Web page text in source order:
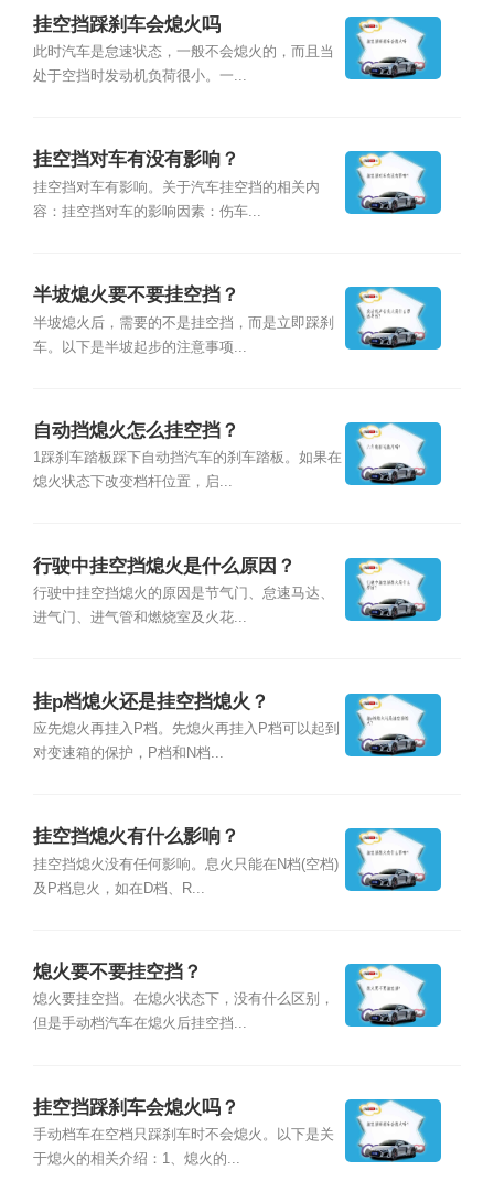
挂空挡踩刹车会熄火吗
此时汽车是怠速状态，一般不会熄火的，而且当
处于空挡时发动机负荷很小。一...
挂空挡对车有没有影响？
挂空挡对车有影响。关于汽车挂空挡的相关内
容：挂空挡对车的影响因素：伤车...
半坡熄火要不要挂空挡？
半坡熄火后，需要的不是挂空挡，而是立即踩刹
车。以下是半坡起步的注意事项...
自动挡熄火怎么挂空挡？
1踩刹车踏板踩下自动挡汽车的刹车踏板。如果在
熄火状态下改变档杆位置，启...
行驶中挂空挡熄火是什么原因？
行驶中挂空挡熄火的原因是节气门、怠速马达、
进气门、进气管和燃烧室及火花...
挂p档熄火还是挂空挡熄火？
应先熄火再挂入P档。先熄火再挂入P档可以起到
对变速箱的保护，P档和N档...
挂空挡熄火有什么影响？
挂空挡熄火没有任何影响。息火只能在N档(空档)
及P档息火，如在D档、R...
熄火要不要挂空挡？
熄火要挂空挡。在熄火状态下，没有什么区别，
但是手动档汽车在熄火后挂空挡...
挂空挡踩刹车会熄火吗？
手动档车在空档只踩刹车时不会熄火。以下是关
于熄火的相关介绍：1、熄火的...